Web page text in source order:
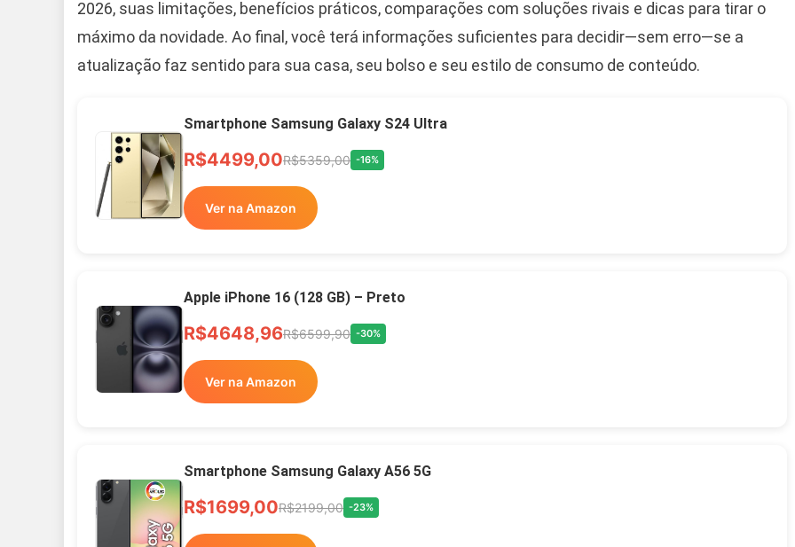
2026, suas limitações, benefícios práticos, comparações com soluções rivais e dicas para tirar o
máximo da novidade. Ao final, você terá informações suficientes para decidir—sem erro—se a
atualização faz sentido para sua casa, seu bolso e seu estilo de consumo de conteúdo.
Smartphone Samsung Galaxy S24 Ultra
R$4499,00R$5359,00 -16%
Ver na Amazon
Apple iPhone 16 (128 GB) – Preto
R$4648,96R$6599,90 -30%
Ver na Amazon
Smartphone Samsung Galaxy A56 5G
R$1699,00R$2199,00 -23%